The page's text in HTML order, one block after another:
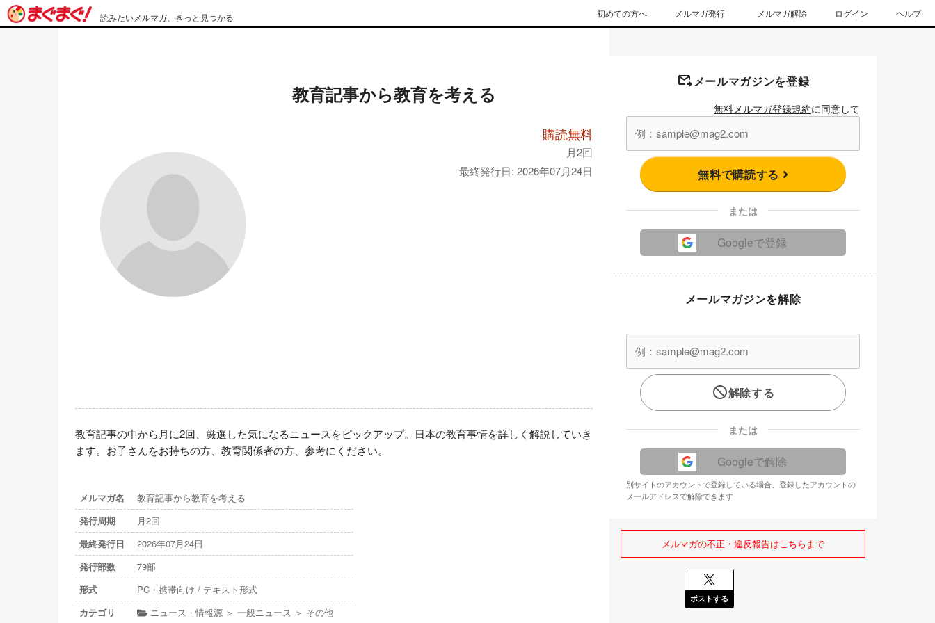
読みたいメルマガ、きっと見つかる 初めての方へ メルマガ発行 メルマガ解除 ログイン ヘルプ
教育記事から教育を考える
購読無料
月2回
最終発行日: 2026年07月24日
教育記事の中から月に2回、厳選した気になるニュースをピックアップ。日本の教育事情を詳しく解説していき
ます。お子さんをお持ちの方、教育関係者の方、参考にください。
メルマガ名
教育記事から教育を考える
発行周期
月2回
最終発行日
2026年07月24日
発行部数
79部
形式
PC・携帯向け / テキスト形式
カテゴリ
ニュース・情報源 ＞ 一般ニュース ＞ その他
メールマガジンを登録
無料メルマガ登録規約に同意して
無料で購読する
または
Googleで登録
メールマガジンを解除
解除する
または
Googleで解除
別サイトのアカウントで登録している場合、登録したアカウントの
メールアドレスで解除できます
メルマガの不正・違反報告はこちらまで
ポストする